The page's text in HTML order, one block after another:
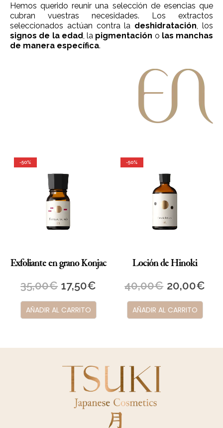
Hemos querido reunir una selección de esencias que
cubran vuestras necesidades. Los extractos
seleccionados actúan contra la deshidratación , los
signos de la edad , la pigmentación o las manchas
de manera específica.
-50%
Exfoliante en grano Konjac
35,00€ 17,50€
AÑADIR AL CARRITO
-50%
Loción de Hinoki
40,00€ 20,00€
AÑADIR AL CARRITO